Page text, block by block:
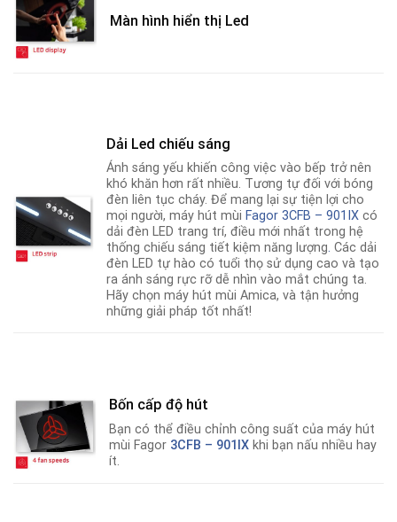
Màn hình hiển thị Led
Dải Led chiếu sáng
Ánh sáng yếu khiến công việc vào bếp trở nên
khó khăn hơn rất nhiều. Tương tự đối với bóng
đèn liên tục cháy. Để mang lại sự tiện lợi cho
mọi người, máy hút mùi Fagor 3CFB – 901IX có
dải đèn LED trang trí, điều mới nhất trong hệ
thống chiếu sáng tiết kiệm năng lượng. Các dải
đèn LED tự hào có tuổi thọ sử dụng cao và tạo
ra ánh sáng rực rỡ dễ nhìn vào mắt chúng ta.
Hãy chọn máy hút mùi Amica, và tận hưởng
những giải pháp tốt nhất!
Bốn cấp độ hút
Bạn có thể điều chỉnh công suất của máy hút
mùi Fagor 3CFB – 901IX khi bạn nấu nhiều hay
ít.